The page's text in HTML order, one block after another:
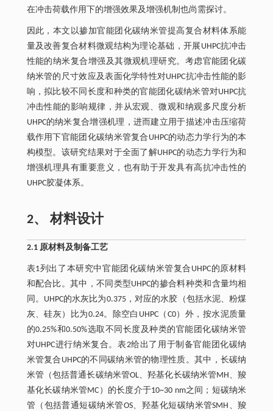
在冲击荷载作用下的增强效果及增强机制也尚需探讨。
因此，本文以掺加官能团化碳纳米管提高复合材料体系能
量及改善复合材料微观结构为理论基础，开展UHPC抗冲击
性能的纳米复合增强及其微观机理研究。考虑官能团化碳
纳米管的尺寸效应及表面化学特性对UHPC抗冲击性能的影
响，拟比较不同长度和种类的官能团化碳纳米管对UHPC抗
冲击性能的影响规律，并从宏观、微观和纳观多尺度分析
UHPC的纳米复合增强机理，进而建立用于描述冲击压缩荷
载作用下官能团化碳纳米管复合UHPC的动态力学行为的本
构模型。该研究结果对于全面了解UHPC的动态力学行为和
增强机理具有重要意义，也有助于开发具有高抗冲击性的
UHPC胶凝体系。
2、 材料设计
2.1 原材料及制备工艺
表1列出了本研究中官能团化碳纳米管复合UHPC的原材料
和配合比。其中，不同类型UHPC的掺合料种类和含量均相
同。UHPC的水灰比为0.375，对应的水胶（包括水泥、粉煤
灰、硅灰）比为0.24。除空白UHPC（C0）外，按水泥质量
的0.25%和0.50%选取不同长度及种类的官能团化碳纳米管
对UHPC进行纳米复合。表2给出了用于制备官能团化碳纳
米管复合UHPC的不同碳纳米管的物理性质。其中，长碳纳
米管（包括普通长碳纳米管OL、羟基化长碳纳米管MH、羧
基化长碳纳米管MC）的长度介于10~30 nm之间；短碳纳米
管（包括普通短碳纳米管OS、羟基化短碳纳米管SMH、羧